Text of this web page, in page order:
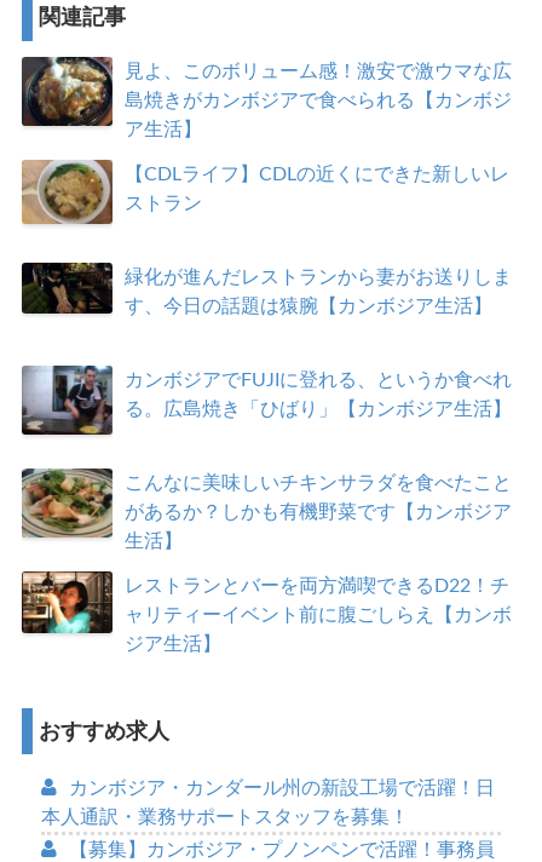
関連記事
見よ、このボリューム感！激安で激ウマな広
島焼きがカンボジアで食べられる【カンボジ
ア生活】
【CDLライフ】CDLの近くにできた新しいレ
ストラン
緑化が進んだレストランから妻がお送りしま
す、今日の話題は猿腕【カンボジア生活】
カンボジアでFUJIに登れる、というか食べれ
る。広島焼き「ひばり」【カンボジア生活】
こんなに美味しいチキンサラダを食べたこと
があるか？しかも有機野菜です【カンボジア
生活】
レストランとバーを両方満喫できるD22！チ
ャリティーイベント前に腹ごしらえ【カンボ
ジア生活】
おすすめ求人
カンボジア・カンダール州の新設工場で活躍！日
本人通訳・業務サポートスタッフを募集！
【募集】カンボジア・プノンペンで活躍！事務員